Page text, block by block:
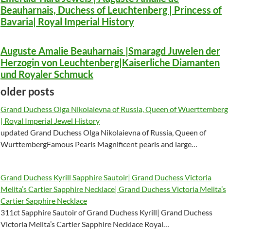
Beauharnais, Duchess of Leuchtenberg | Princess of
Bavaria| Royal Imperial History
Auguste Amalie Beauharnais |Smaragd Juwelen der
Herzogin von Leuchtenberg|Kaiserliche Diamanten
und Royaler Schmuck
older posts
Grand Duchess Olga Nikolaievna of Russia, Queen of Wuerttemberg
| Royal Imperial Jewel History
updated Grand Duchess Olga Nikolaievna of Russia, Queen of
WurttembergFamous Pearls Magnificent pearls and large…
Grand Duchess Kyrill Sapphire Sautoir| Grand Duchess Victoria
Melita’s Cartier Sapphire Necklace| Grand Duchess Victoria Melita’s
Cartier Sapphire Necklace
311ct Sapphire Sautoir of Grand Duchess Kyrill| Grand Duchess
Victoria Melita’s Cartier Sapphire Necklace Royal…